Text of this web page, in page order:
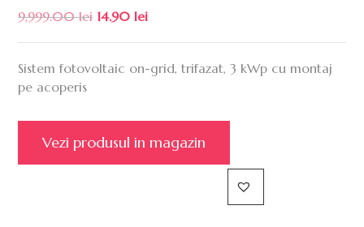
9,999.00lei 14.90lei
Sistem fotovoltaic on-grid, trifazat, 3 kWp cu montaj
pe acoperis
Vezi produsul in magazin